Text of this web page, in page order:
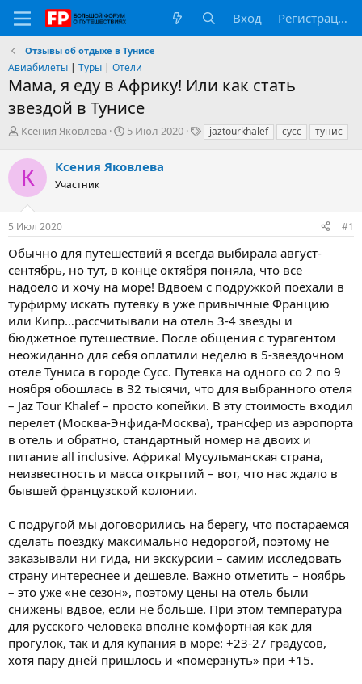
Вход Регистрация
Отзывы об отдыхе в Тунисе
Авиабилеты | Туры | Отели
Мама, я еду в Африку! Или как стать
звездой в Тунисе
А
т
о
р
е
м
ы
Ксения Яковлева
Д
а
ч
а
5 Июл 2020
Тjaztourkhalef сусс тунис
К Ксения Яковлева
Участник
5 Июл 2020 #1
Обычно для путешествий я всегда выбирала август-
сентябрь, но тут, в конце октября поняла, что все
надоело и хочу на море! Вдвоем с подружкой поехали в
турфирму искать путевку в уже привычные Францию
или Кипр…рассчитывали на отель 3-4 звезды и
бюджетное путешествие. После общения с турагентом
неожиданно для себя оплатили неделю в 5-звездочном
отеле Туниса в городе Сусс. Путевка на одного со 2 по 9
ноября обошлась в 32 тысячи, что для выбранного отеля
– Jaz Tour Khalef – просто копейки. В эту стоимость входил
перелет (Москва-Энфида-Москва), трансфер из аэропорта
в отель и обратно, стандартный номер на двоих и
питание all inclusive. Африка! Мусульманская страна,
неизвестность и масса открытий – вот, что нас ждало в
бывшей французской колонии.
С подругой мы договорились на берегу, что постараемся
сделать поездку максимально недорогой, поэтому не
заказывали ни гида, ни экскурсии – самим исследовать
страну интереснее и дешевле. Важно отметить – ноябрь
– это уже «не сезон», поэтому цены на отель были
снижены вдвое, если не больше. При этом температура
для русского человека вполне комфортная как для
прогулок, так и для купания в море: +23-27 градусов,
хотя пару дней пришлось и «померзнуть» при +15.